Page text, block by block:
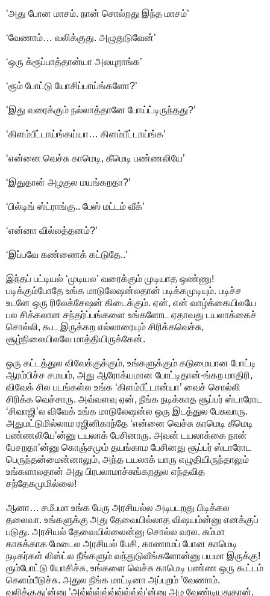
’அது போன மாசம். நான் சொல்றது இந்த மாசம்’
‘வேணாம்… வலிக்குது. அழுதுடுவேன்’
‘ஒரு க்ரூப்பாத்தான்யா அலயுறாங்க’
‘ரூம் போட்டு யோசிப்பாய்ங்களோ?’
’இது வரைக்கும் நல்லாத்தானே போய்ட்டிருந்தது?’
‘கிளம்பீட்டாய்ங்கய்யா… கிளம்பீட்டாய்ங்க’
‘என்னை வெச்சு காமெடி, கீமெடி பண்ணலியே’
‘இதுதான் அழகுல மயங்கறதா?’
‘பில்டிங் ஸ்ட்ராங்கு.. பேஸ் மட்டம் வீக்’
‘என்னா வில்லத்தனம்?’
‘இப்பவே கண்ணைக் கட்டுதே..’
இந்தப் பட்டியல் ‘முடியல’ வரைக்கும் முடியாத ஒண்ணு!
படிக்கும்போதே உங்க மாடுலேஷன்லதான் படிக்கமுடியும். படிச்ச
உடனே ஒரு ரிலேக்சேஷன் கிடைக்கும். ஏன், என் வாழ்க்கையிலயே
பல சிக்கலான சந்தர்ப்பங்களை உங்களோட ஏதாவது டயலாக்கைச்
சொல்லி, கூட இருக்கற எல்லாரையும் சிரிக்கவெச்சு,
சூழ்நிலையிலவே மாத்தியிருக்கேன்.
ஒரு கட்டத்துல விவேக்குக்கும், உங்களுக்கும் கடுமையான போட்டி
ஆரம்பிச்ச சமயம், அது ஆரோக்யமான போட்டிதான்-ங்கற மாதிரி,
விவேக் சில படங்கள்ல உங்க ‘கிளம்பீட்டான்யா’ வைச் சொல்லி
சிரிக்க வெச்சாரு. அவ்வளவு ஏன், நீங்க நடிக்காத சூப்பர் ஸ்டாரோட
‘சிவாஜி’ல விவேக் உங்க மாடுலேஷன்ல ஒரு இடத்துல பேசுவாரு.
அதுமட்டுமில்லாம ரஜினிகாந்தே ‘என்னை வெச்சு காமெடி கீமெடி
பண்ணலியே’ன்னு டயலாக் பேசினாரு. அவன் டயலாக்கை நான்
பேசறதா’ன்னு கொஞ்சமும் தயங்காம பேசினது சூப்பர் ஸ்டாரோட
பெருந்தன்மைன்னாலும், அந்த டயலாக் யாரு எழுதியிருந்தாலும்
உங்களாலதான் அது பிரபலாமாச்சுங்கறதுல எந்தவித
சந்தேகமுமில்லை!
ஆனா… சமீபமா உங்க பேரு அரசியல்ல அடிபடறது பிடிக்கல
தலைவா. உங்களுக்கு அது தேவையில்லாத விஷயம்ன்னு எனக்குப்
படுது. அரசியல் தேவையில்லைன்னு சொல்ல வரல. சும்மா
காசுக்காக மேடைல அரசியல் பேசி, காணாமப் போன காமெடி
நடிகர்கள் லிஸ்ட்ல நீங்களும் வந்துடுவீங்களோன்னு பயமா இருக்கு!
ரூம்போட்டு யோசிச்சு, உங்களை வெச்சு காமெடி பண்ண ஒரு கூட்டம்
கெளம்பீடுச்சு. அதுல நீங்க மாட்டினா அப்புறம் ’வேணாம்.
வலிக்குது’ன்னு ’அவ்வ்வ்வ்வ்வ்வ்வ்வ்’ன்னு அழ வேண்டியதுதான்.